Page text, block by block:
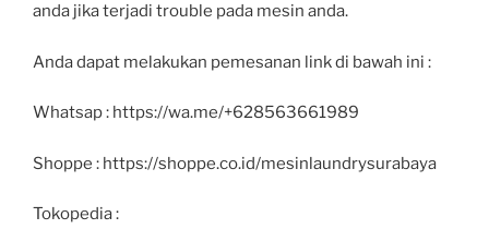
anda jika terjadi trouble pada mesin anda.
Anda dapat melakukan pemesanan link di bawah ini :
Whatsap : https://wa.me/+628563661989
Shoppe : https://shoppe.co.id/mesinlaundrysurabaya
Tokopedia :